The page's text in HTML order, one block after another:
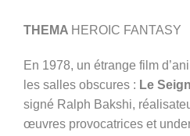
THEMA HEROIC FANTASY
En 1978, un étrange film
les salles obscures : Le
signé Ralph Bakshi,
œuvres provocatrices et